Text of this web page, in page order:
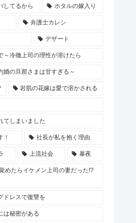
してるから ホタルの嫁入り
弁護士カレシ
デザート
～冷徹上司の理性が溶けたら
婚の旦那さまは甘すぎる～
岩肌の花嫁は愛で溶かされる
てしまいました
！ 社長が私を抱く理由
上流社会 暴夜
めたらイケメン上司の妻だった!?
ドレスで復讐を
は秘密がある